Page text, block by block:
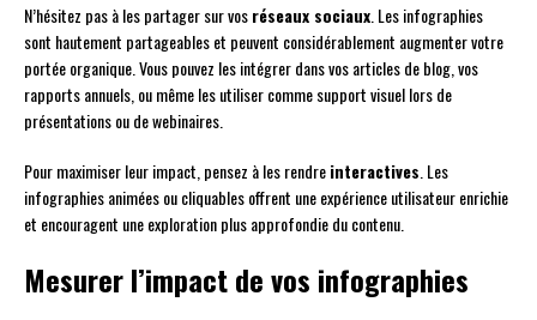
N’hésitez pas à les partager sur vosréseaux sociaux . Les infographies
sont hautement partageables et peuvent considérablement augmenter votre
portée organique. Vous pouvez les intégrer dans vos articles de blog, vos
rapports annuels, ou même les utiliser comme support visuel lors de
présentations ou de webinaires.
Pour maximiser leur impact, pensez à les rendreinteractives . Les
infographies animées ou cliquables offrent une expérience utilisateur enrichie
et encouragent une exploration plus approfondie du contenu.
Mesurer l’impact de vos infographies